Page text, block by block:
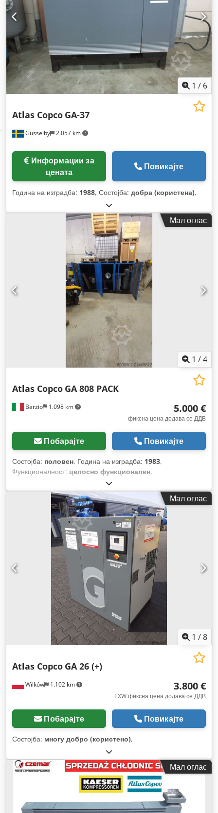
1 / 6
Gusselby 2.057 km
Atlas Copco GA-37
цената
Повикајте
Година на изградба: 1988, Состојба: добра (користена),
Мал оглас
1 /4
Barzio 1.098 km
Atlas Copco GA 808 PACK
5.000 €
фиксна цена додава се ДДВ
Побарајте Повикајте
Состојба: половен, Година на изградба: 1983,
Функционалност: целосно функционален,
Мал оглас
1 /8
Wilków 1.102 km
Atlas Copco GA 26 (+)
3.800 €
EXW фиксна цена додава се ДДВ
Побарајте Повикајте
Состојба: многу добро (користено),
Мал оглас